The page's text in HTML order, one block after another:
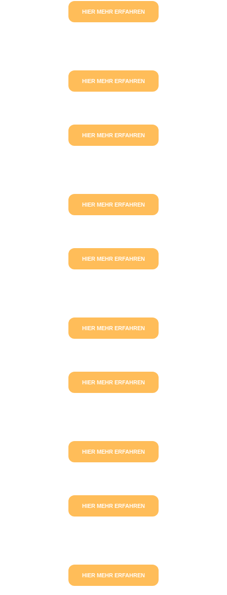
HIER MEHR ERFAHREN
HIER MEHR ERFAHREN
HIER MEHR ERFAHREN
HIER MEHR ERFAHREN
HIER MEHR ERFAHREN
HIER MEHR ERFAHREN
HIER MEHR ERFAHREN
HIER MEHR ERFAHREN
HIER MEHR ERFAHREN
HIER MEHR ERFAHREN